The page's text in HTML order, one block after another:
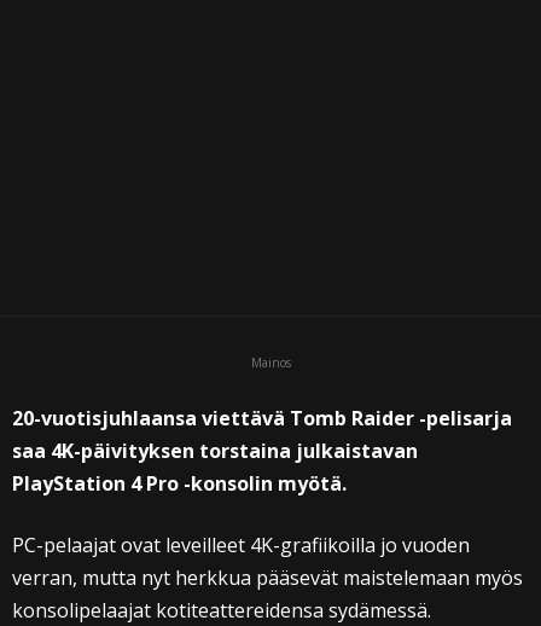
Mainos
20-vuotisjuhlaansa viettävä Tomb Raider -pelisarja
saa 4K-päivityksen torstaina julkaistavan
PlayStation 4 Pro -konsolin myötä.
PC-pelaajat ovat leveilleet 4K-grafiikoilla jo vuoden
verran, mutta nyt herkkua pääsevät maistelemaan myös
konsolipelaajat kotiteattereidensa sydämessä.